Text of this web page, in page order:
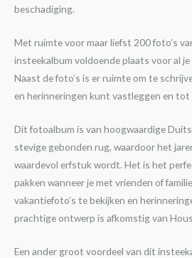
beschadiging.
Met ruimte voor maar liefst 200 foto’s
insteekalbum voldoende plaats voor al
Naast de foto’s is er ruimte om te
en herinneringen kunt vastleggen en tot
Dit fotoalbum is van hoogwaardige
stevige gebonden rug, waardoor het
waardevol erfstuk wordt. Het is het
pakken wanneer je met vrienden of
vakantiefoto’s te bekijken en
prachtige ontwerp is afkomstig van
Een ander groot voordeel van dit